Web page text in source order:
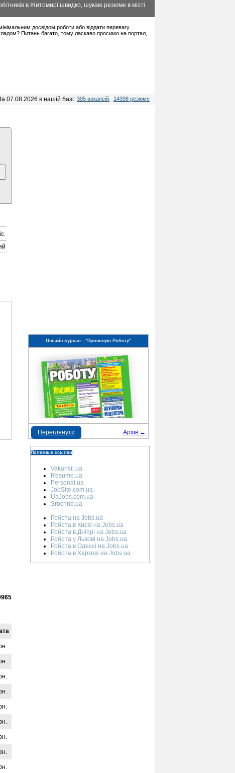
в Житомирі швидко, шукаю резюме в місті
досвідом роботи або віддати перевагу
Питань багато, тому ласкаво просимо на портал,
07.08.2026 в нашій базі: 305 вакансій, 14398 резюме
Онлайн журнал - "Пропоную Роботу"
Архів →
Переглянути
Полезные ссылки
Vakansii.ua
Resume.ua
Personal.ua
JobSite.com.ua
UaJobs.com.ua
Srochno.ua
Робота на Jobs.ua
Робота в Києві на Jobs.ua
Робота в Дніпрі на Jobs.ua
Робота у Львові на Jobs.ua
Робота в Одессі на Jobs.ua
Робота в Харкові на Jobs.ua